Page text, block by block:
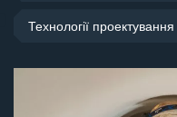
Технології